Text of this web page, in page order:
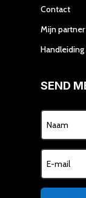
Contact
Mijn partner
SEND